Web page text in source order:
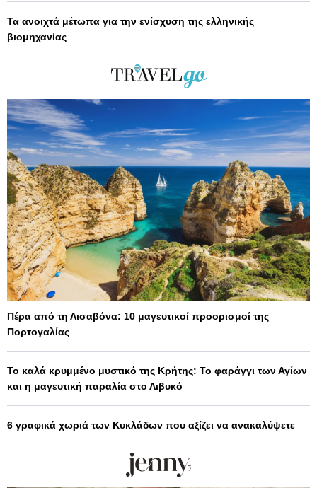
Τα ανοιχτά μέτωπα για την ενίσχυση της ελληνικής
βιομηχανίας
Πέρα από τη Λισαβόνα: 10 μαγευτικοί προορισμοί της
Πορτογαλίας
Το καλά κρυμμένο μυστικό της Κρήτης: Το φαράγγι των Αγίων
και η μαγευτική παραλία στο Λιβυκό
6 γραφικά χωριά των Κυκλάδων που αξίζει να ανακαλύψετε